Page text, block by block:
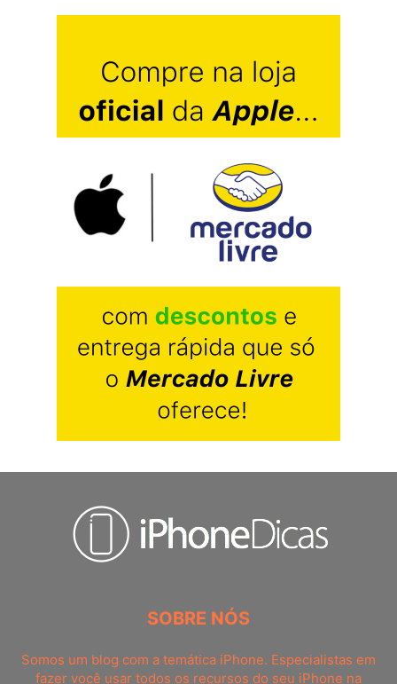
SOBRE NÓS
Somos um blog com a temática iPhone. Especialistas em
fazer você usar todos os recursos do seu iPhone na